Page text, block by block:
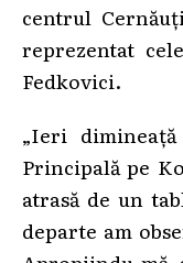
centrul
reprezentat
Fedkovici.
„Ieri
Principală pe
atrasă de un
departe am